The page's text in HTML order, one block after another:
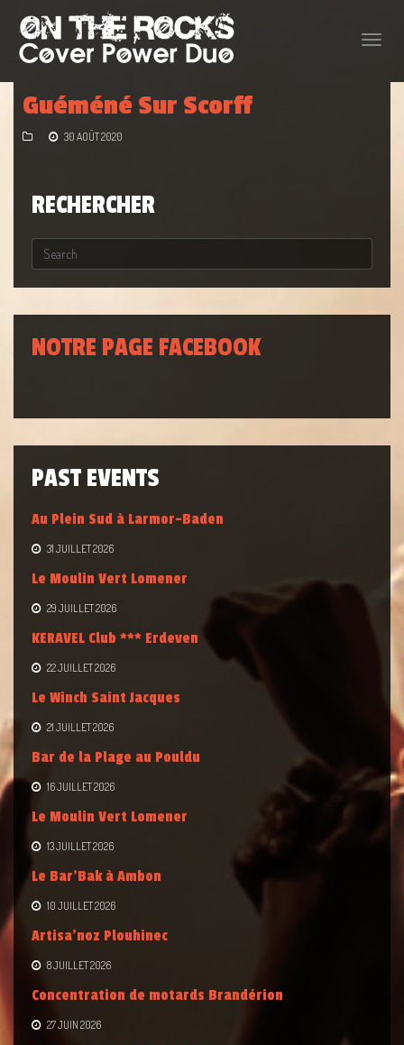
Toggle
Guéméné Sur Scorff
30 AOÛT 2020
RECHERCHER
NOTRE PAGE FACEBOOK
PAST EVENTS
Au Plein Sud à Larmor-Baden
31 JUILLET 2026
Le Moulin Vert Lomener
29 JUILLET 2026
KERAVEL Club *** Erdeven
22 JUILLET 2026
Le Winch Saint Jacques
21 JUILLET 2026
Bar de la Plage au Pouldu
16 JUILLET 2026
Le Moulin Vert Lomener
13 JUILLET 2026
Le Bar’Bak à Ambon
10 JUILLET 2026
Artisa’noz Plouhinec
8 JUILLET 2026
Concentration de motards Brandérion
27 JUIN 2026